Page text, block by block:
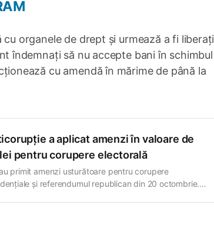
organele de drept și urmează a fi liberați
îndemnați să nu accepte bani în schimbul
cu amendă în mărime de până la
a aplicat amenzi în valoare de
pentru corupere electorală
primit amenzi usturătoare pentru corupere
și referendumul republican din 20 octombrie.